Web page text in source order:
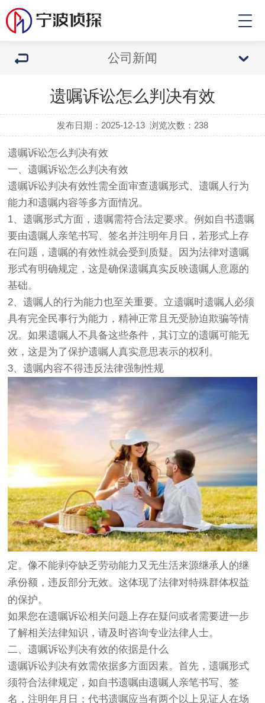
公司新闻
遗嘱诉讼怎么判决有效
发布日期：2025-12-13 浏览次数： 238
遗嘱诉讼怎么判决有效
一、遗嘱诉讼怎么判决有效
遗嘱诉讼判决有效性需全面审查遗嘱形式、遗嘱人行为
能力和遗嘱内容等多方面情况。
1、遗嘱形式方面，遗嘱需符合法定要求。例如自书遗嘱
要由遗嘱人亲笔书写、签名并注明年月日，若形式上存
在问题，遗嘱的有效性就会受到质疑。因为法律对遗嘱
形式有明确规定，这是确保遗嘱真实反映遗嘱人意愿的
基础。
2、遗嘱人的行为能力也至关重要。立遗嘱时遗嘱人必须
具有完全民事行为能力，精神正常且无受胁迫欺骗等情
况。如果遗嘱人不具备这些条件，其订立的遗嘱可能无
效，这是为了保护遗嘱人真实意思表示的权利。
3、遗嘱内容不得违反法律强制性规
定。像不能剥夺缺乏劳动能力又无生活来源继承人的继
承份额，违反部分无效。这体现了法律对特殊群体权益
的保护。
如果您在遗嘱诉讼相关问题上存在疑问或者需要进一步
了解相关法律知识，请及时咨询专业法律人士。
二、遗嘱诉讼判决有效的依据是什么
遗嘱诉讼判决有效需依据多方面因素。首先，遗嘱形式
须符合法律规定，如自书遗嘱由遗嘱人亲笔书写、签
名，注明年月日；代书遗嘱应当有两个以上见证人在场